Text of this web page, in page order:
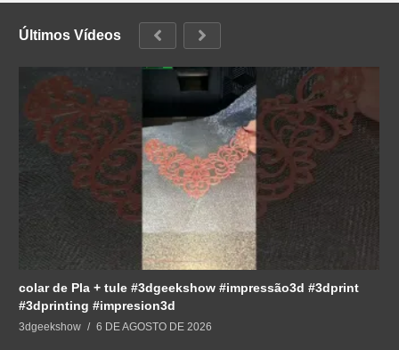
Últimos Vídeos
colar de Pla + tule #3dgeekshow #impressão3d #3dprint
#3dprinting #impresion3d
3dgeekshow 6 DE AGOSTO DE 2026